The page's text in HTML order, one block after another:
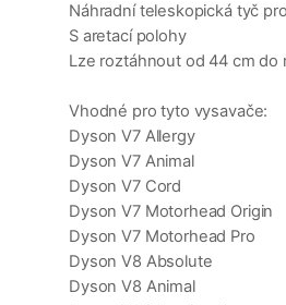
Náhradní teleskopická tyč
S aretací polohy
Lze roztáhnout od 44 cm do
Vhodné pro tyto vysavače:
Dyson V7 Allergy
Dyson V7 Animal
Dyson V7 Cord
Dyson V7 Motorhead Origin
Dyson V7 Motorhead Pro
Dyson V8 Absolute
Dyson V8 Animal